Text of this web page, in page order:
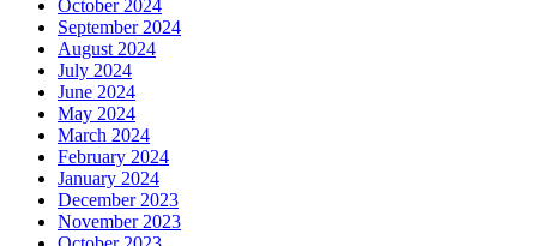
October 2024
September 2024
August 2024
July 2024
June 2024
May 2024
March 2024
February 2024
January 2024
December 2023
November 2023